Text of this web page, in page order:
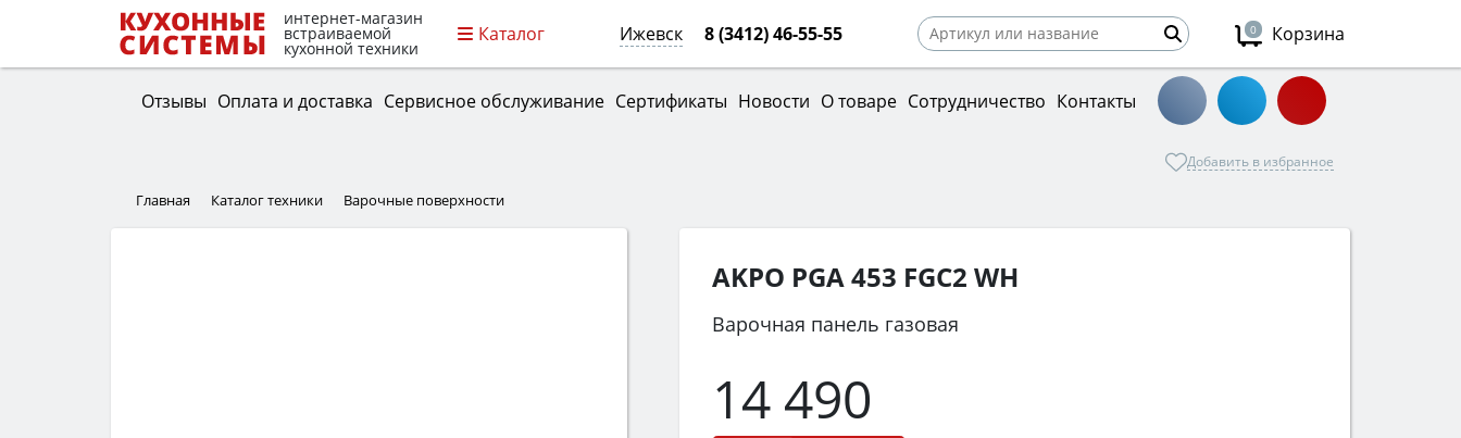
интернет-магазин
встраиваемой
кухонной техники
Каталог Ижевск 8 (3412) 46-55-55 0 Корзина
Отзывы Оплата и доставка Сервисное обслуживание Сертификаты Новости О товаре Сотрудничество Контакты
Добавить в избранное
Главная Каталог техники Варочные поверхности
AKPO PGA 453 FGC2 WH
Варочная панель газовая
14 490